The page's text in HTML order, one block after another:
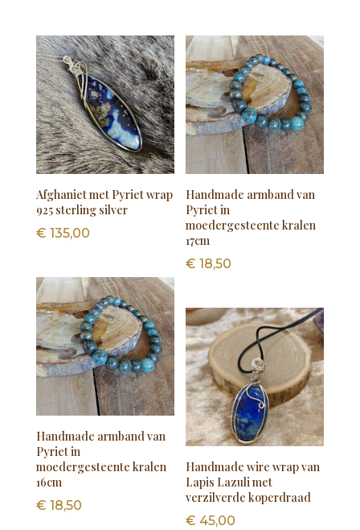
Afghaniet met Pyriet wrap
925 sterling silver
€ 135,00
Handmade armband van
Pyriet in
moedergesteente kralen
17cm
€ 18,50
Handmade armband van
Pyriet in
moedergesteente kralen
16cm
€ 18,50
Handmade wire wrap van
Lapis Lazuli met
verzilverde koperdraad
€ 45,00